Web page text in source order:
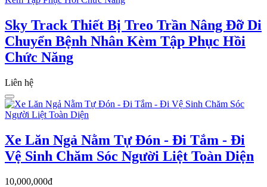
Sky Track Thiết Bị Treo Trần Nâng Đỡ Di
Chuyển Bệnh Nhân Kèm Tập Phục Hồi
Chức Năng
Liên hệ
Xe Lăn Ngả Nằm Tự Đón - Đi Tắm - Đi
Vệ Sinh Chăm Sóc Người Liệt Toàn Diện
10,000,000đ